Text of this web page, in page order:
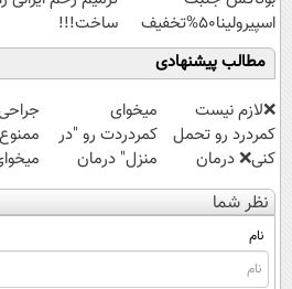
اسپیرولینا50%تخفیف
ساخت!!!
مطالب پیشنهادی
❌لازم نیست
کمردرد رو تحمل
کنی❌ درمان
بدون جراحی و
قرص
(پرسشنامه)
میخوای
کمردردت رو "در
منزل" درمان
کنی؟ (◂فیلم +
◂پرسش‌نامه)
در
کنی؟
نظر شما
نام